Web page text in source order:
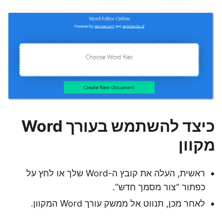
כיצד להשתמש בעורך Word
מקוון
ראשית, העלה את קובץ ה-Word שלך או לחץ על
כפתור “צור מסמך חדש”.
לאחר מכן, תנווט אל ממשק עורך Word המקוון.